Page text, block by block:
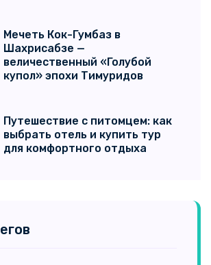
Мечеть Кок-Гумбаз в
Шахрисабзе —
величественный «Голубой
купол» эпохи Тимуридов
Путешествие с питомцем: как
выбрать отель и купить тур
для комфортного отдыха